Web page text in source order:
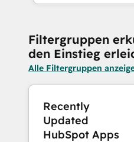
Filtergruppen
den Einstieg
Alle Filtergruppen
Recently
Updated
HubSpot Apps